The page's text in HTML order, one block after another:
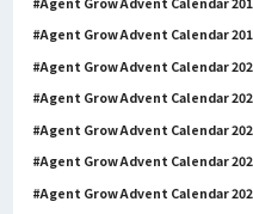
Agent Grow Advent Calendar
Agent Grow Advent Calendar
Agent Grow Advent Calendar
Agent Grow Advent Calendar
Agent Grow Advent Calendar
Agent Grow Advent Calendar